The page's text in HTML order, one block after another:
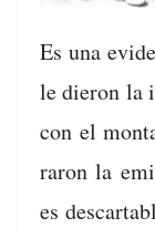
Es una
le dieron la
con el
raron la
es